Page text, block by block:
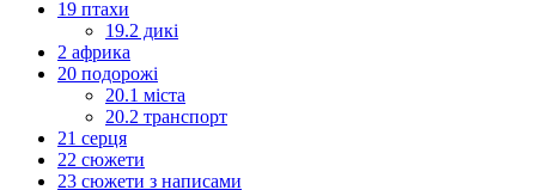
19 птахи
19.2 дикі
2 африка
20 подорожі
20.1 міста
20.2 транспорт
21 серця
22 сюжети
23 сюжети з написами